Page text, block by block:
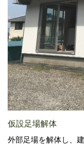
仮設足場解体
外部足場を解体し、